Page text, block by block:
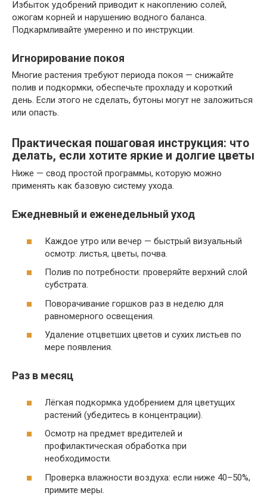
Избыток удобрений приводит к накоплению солей,
ожогам корней и нарушению водного баланса.
Подкармливайте умеренно и по инструкции.
Игнорирование покоя
Многие растения требуют периода покоя — снижайте
полив и подкормки, обеспечьте прохладу и короткий
день. Если этого не сделать, бутоны могут не заложиться
или опасть.
Практическая пошаговая инструкция: что
делать, если хотите яркие и долгие цветы
Ниже — свод простой программы, которую можно
применять как базовую систему ухода.
Ежедневный и еженедельный уход
Каждое утро или вечер — быстрый визуальный
осмотр: листья, цветы, почва.
Полив по потребности: проверяйте верхний слой
субстрата.
Поворачивание горшков раз в неделю для
равномерного освещения.
Удаление отцветших цветов и сухих листьев по
мере появления.
Раз в месяц
Лёгкая подкормка удобрением для цветущих
растений (убедитесь в концентрации).
Осмотр на предмет вредителей и
профилактическая обработка при
необходимости.
Проверка влажности воздуха: если ниже 40–50%,
примите меры.